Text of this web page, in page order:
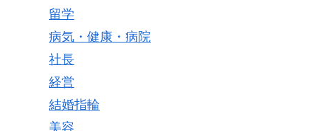
留学
病気・健康・病院
社長
経営
結婚指輪
美容